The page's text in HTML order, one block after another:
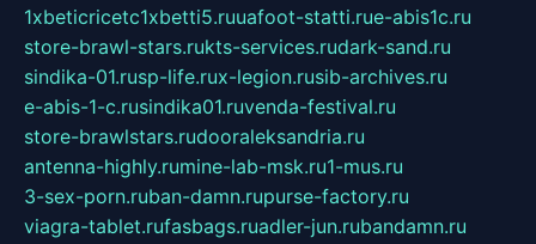
1xbeticricetc1xbetti5.ruuafoot-statti.rue-abis1c.ru
store-brawl-stars.rukts-services.rudark-sand.ru
sindika-01.rusp-life.rux-legion.rusib-archives.ru
e-abis-1-c.rusindika01.ruvenda-festival.ru
store-brawlstars.rudooraleksandria.ru
antenna-highly.rumine-lab-msk.ru1-mus.ru
3-sex-porn.ruban-damn.rupurse-factory.ru
viagra-tablet.rufasbags.ruadler-jun.rubandamn.ru